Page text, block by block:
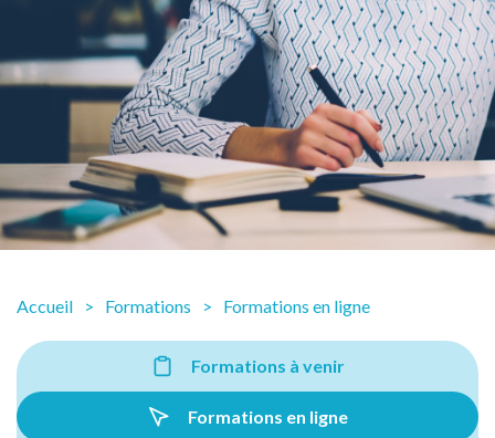
Accueil Formations Formations en ligne
Formations à venir
Formations en ligne